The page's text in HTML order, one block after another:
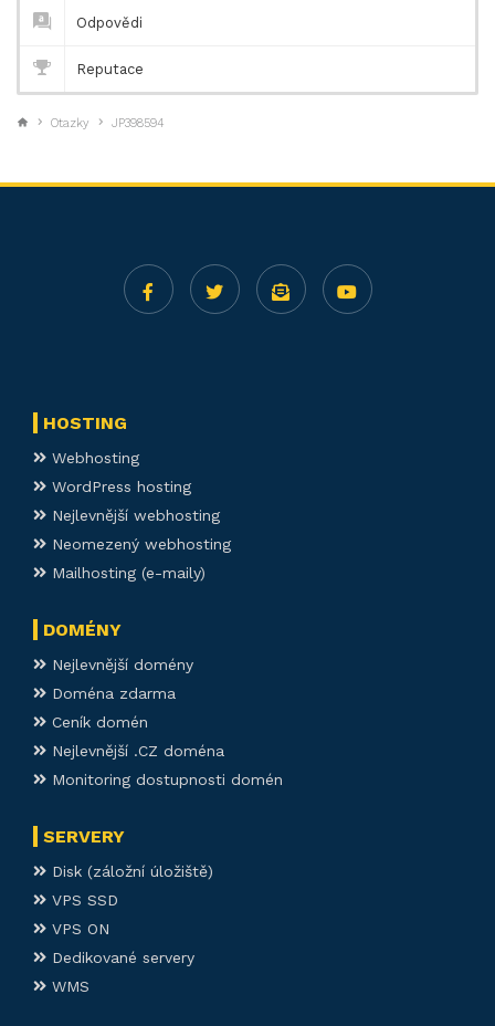
Odpovědi
Reputace
Otazky JP398594
HOSTING
Webhosting
WordPress hosting
Nejlevnější webhosting
Neomezený webhosting
Mailhosting (e-maily)
DOMÉNY
Nejlevnější domény
Doména zdarma
Ceník domén
Nejlevnější .CZ doména
Monitoring dostupnosti domén
SERVERY
Disk (záložní úložiště)
VPS SSD
VPS ON
Dedikované servery
WMS